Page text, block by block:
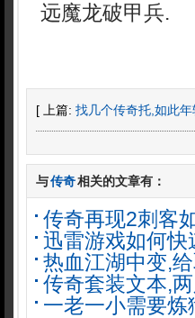
远魔龙破甲兵.
[ 上篇: 找几个传奇托,如此
与传奇相关的文章有：
传奇再现2刺客
迅雷游戏如何快
热血江湖中变,
传奇套装文本,
一老一小需要